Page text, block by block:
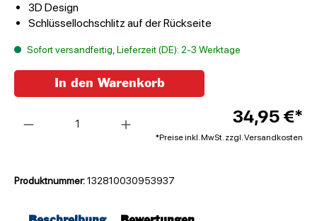
3D Design
Schlüssellochschlitz auf der Rückseite
Sofort versandfertig, Lieferzeit (DE): 2-3 Werktage
34,95 €*
*Preise inkl. MwSt. zzgl. Versandkosten
In den Warenkorb
Produktnummer:132810030953937